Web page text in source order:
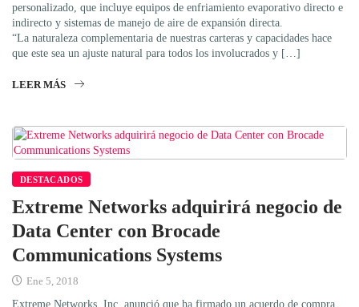
personalizado, que incluye equipos de enfriamiento evaporativo directo e
indirecto y sistemas de manejo de aire de expansión directa.
“La naturaleza complementaria de nuestras carteras y capacidades hace
que este sea un ajuste natural para todos los involucrados y […]
LEER MÁS
DESTACADOS
Extreme Networks adquirirá negocio de
Data Center con Brocade
Communications Systems
Ene 5, 2018
Extreme Networks, Inc. anunció que ha firmado un acuerdo de compra